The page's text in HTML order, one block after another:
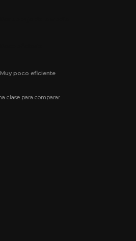
Muy poco eficiente
clase para comparar.